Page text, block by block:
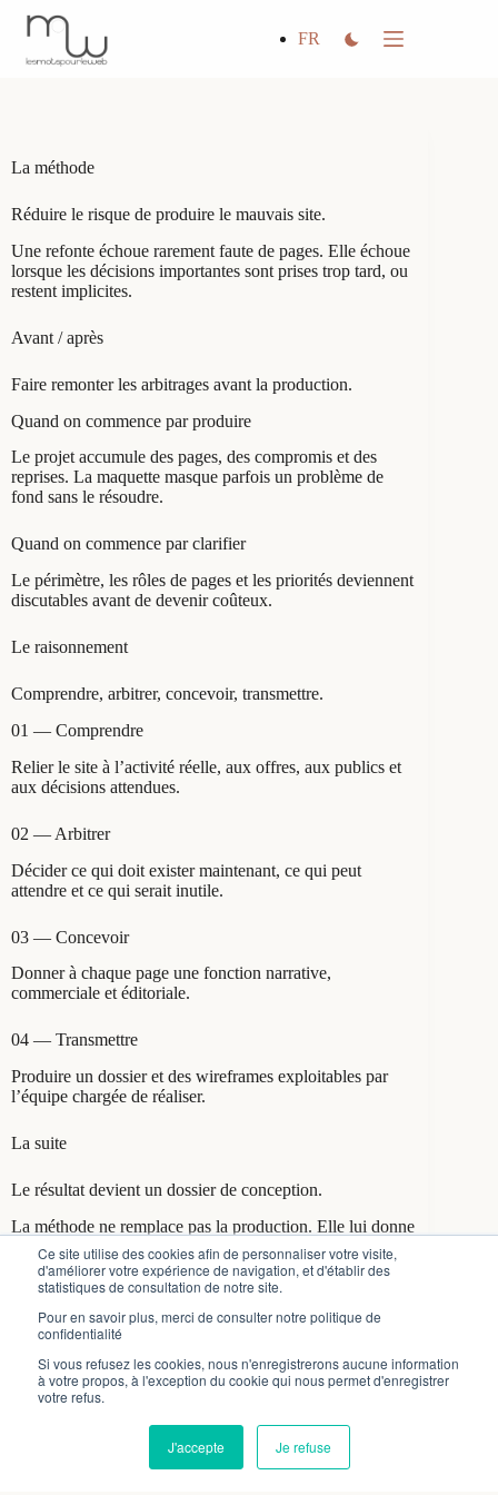
Ce site utilise des cookies afin de personnaliser votre visite,
d'améliorer votre expérience de navigation, et d'établir des
statistiques de consultation de notre site.
Pour en savoir plus, merci de consulter notre politique de
confidentialité
Si vous refusez les cookies, nous n'enregistrerons aucune information
à votre propos, à l'exception du cookie qui nous permet d'enregistrer
votre refus.
J'accepte Je refuse
Nous utilisons des cookies pour nous assurer que nous vous offrons la
Accepter Refuser
FR
La méthode
Réduire le risque de produire le mauvais site.
Une refonte échoue rarement faute de pages. Elle échoue
lorsque les décisions importantes sont prises trop tard, ou
restent implicites.
Avant / après
Faire remonter les arbitrages avant la production.
Quand on commence par produire
Le projet accumule des pages, des compromis et des
reprises. La maquette masque parfois un problème de
fond sans le résoudre.
Quand on commence par clarifier
Le périmètre, les rôles de pages et les priorités deviennent
discutables avant de devenir coûteux.
Le raisonnement
Comprendre, arbitrer, concevoir, transmettre.
01 — Comprendre
Relier le site à l’activité réelle, aux offres, aux publics et
aux décisions attendues.
02 — Arbitrer
Décider ce qui doit exister maintenant, ce qui peut
attendre et ce qui serait inutile.
03 — Concevoir
Donner à chaque page une fonction narrative,
commerciale et éditoriale.
04 — Transmettre
Produire un dossier et des wireframes exploitables par
l’équipe chargée de réaliser.
La suite
Le résultat devient un dossier de conception.
La méthode ne remplace pas la production. Elle lui donne
un cadre plus clair et plus utile.
Copyright © 2026 - Lesmotspourleweb.